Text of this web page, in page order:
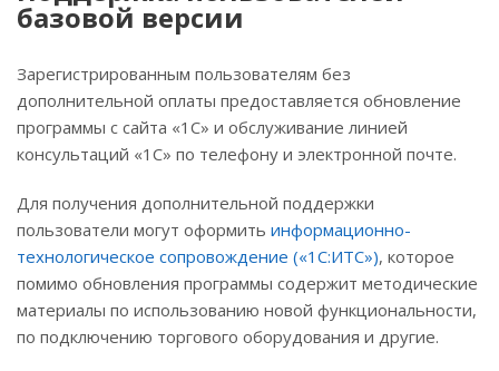
базовой версии
Зарегистрированным пользователям без
дополнительной оплаты предоставляется обновление
программы с сайта «1С» и обслуживание линией
консультаций «1С» по телефону и электронной почте.
Для получения дополнительной поддержки
пользователи могут оформить информационно-
технологическое сопровождение («1С:ИТС»), которое
помимо обновления программы содержит методические
материалы по использованию новой функциональности,
по подключению торгового оборудования и другие.